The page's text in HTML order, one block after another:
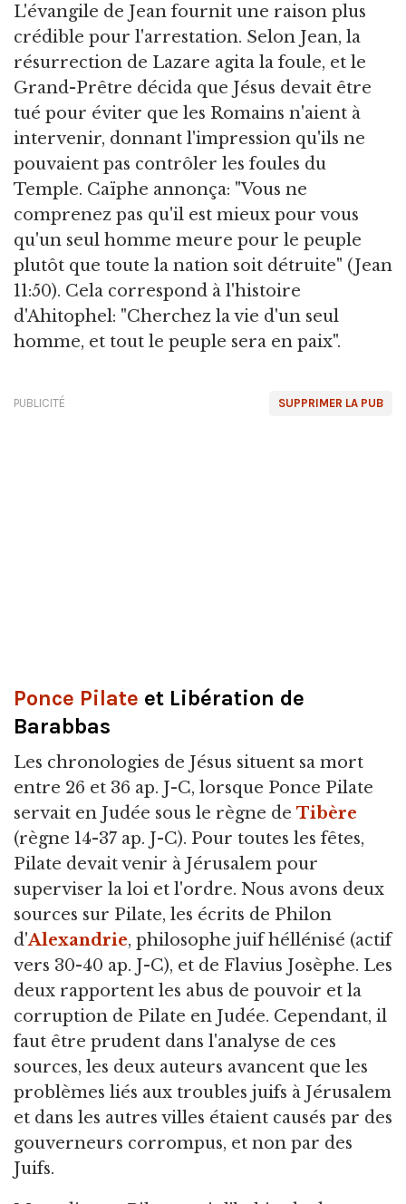
L'évangile de Jean fournit une raison plus
crédible pour l'arrestation. Selon Jean, la
résurrection de Lazare agita la foule, et le
Grand-Prêtre décida que Jésus devait être
tué pour éviter que les Romains n'aient à
intervenir, donnant l'impression qu'ils ne
pouvaient pas contrôler les foules du
Temple. Caïphe annonça: "Vous ne
comprenez pas qu'il est mieux pour vous
qu'un seul homme meure pour le peuple
plutôt que toute la nation soit détruite" (Jean
11:50). Cela correspond à l'histoire
d'Ahitophel: "Cherchez la vie d'un seul
homme, et tout le peuple sera en paix".
SUPPRIMER LA PUB
PUBLICITÉ
Ponce Pilate et Libération de
Barabbas
Les chronologies de Jésus situent sa mort
entre 26 et 36 ap. J-C, lorsque Ponce Pilate
servait en Judée sous le règne de Tibère
(règne 14-37 ap. J-C). Pour toutes les fêtes,
Pilate devait venir à Jérusalem pour
superviser la loi et l'ordre. Nous avons deux
sources sur Pilate, les écrits de Philon
d'Alexandrie, philosophe juif héllénisé (actif
vers 30-40 ap. J-C), et de Flavius ​​Josèphe. Les
deux rapportent les abus de pouvoir et la
corruption de Pilate en Judée. Cependant, il
faut être prudent dans l'analyse de ces
sources, les deux auteurs avancent que les
problèmes liés aux troubles juifs à Jérusalem
et dans les autres villes étaient causés par des
gouverneurs corrompus, et non par des
Juifs.